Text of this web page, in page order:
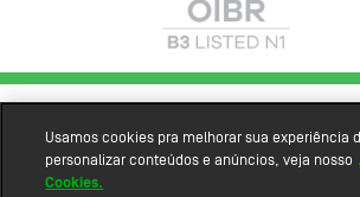
Usamos cookies pra melhorar sua experiência
personalizar conteúdos e anúncios, veja nosso
Cookies.